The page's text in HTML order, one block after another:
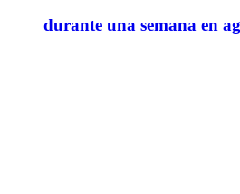
durante una semana en